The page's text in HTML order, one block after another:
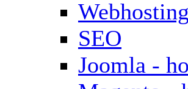
Webhosting
SEO
Joomla -